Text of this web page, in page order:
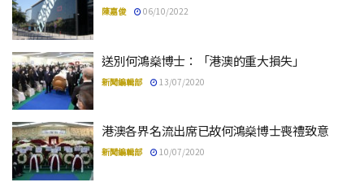
陳嘉俊 06/10/2022
送別何鴻燊博士：「港澳的重大損失」
新聞編輯部 13/07/2020
港澳各界名流出席已故何鴻燊博士喪禮致意
新聞編輯部 10/07/2020